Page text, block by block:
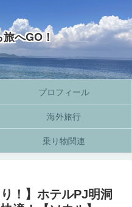
へGO！
プロフィール
海外旅行
乗り物関連
！】ホテルPJ明洞